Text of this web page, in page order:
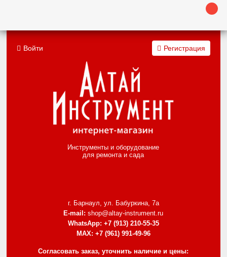
Инструменты и оборудование
для ремонта и сада
г. Барнаул, ул. Бабуркина, 7а
E-mail: shop@altay-instrument.ru
WhatsApp: +7 (913) 210-55-35
MAX: +7 (961) 991-49-96
Согласовать заказ, уточнить наличие и цены:
Войти Регистрация